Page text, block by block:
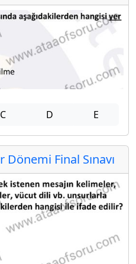
C D E
Final Sınavı